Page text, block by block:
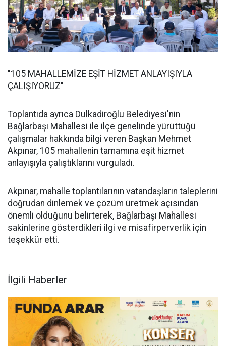
"105 MAHALLEMİZE EŞİT HİZMET ANLAYIŞIYLA
ÇALIŞIYORUZ"
Toplantıda ayrıca Dulkadiroğlu Belediyesi'nin
Bağlarbaşı Mahallesi ile ilçe genelinde yürüttüğü
çalışmalar hakkında bilgi veren Başkan Mehmet
Akpınar, 105 mahallenin tamamına eşit hizmet
anlayışıyla çalıştıklarını vurguladı.
Akpınar, mahalle toplantılarının vatandaşların taleplerini
doğrudan dinlemek ve çözüm üretmek açısından
önemli olduğunu belirterek, Bağlarbaşı Mahallesi
sakinlerine gösterdikleri ilgi ve misafirperverlik için
teşekkür etti.
İlgili Haberler